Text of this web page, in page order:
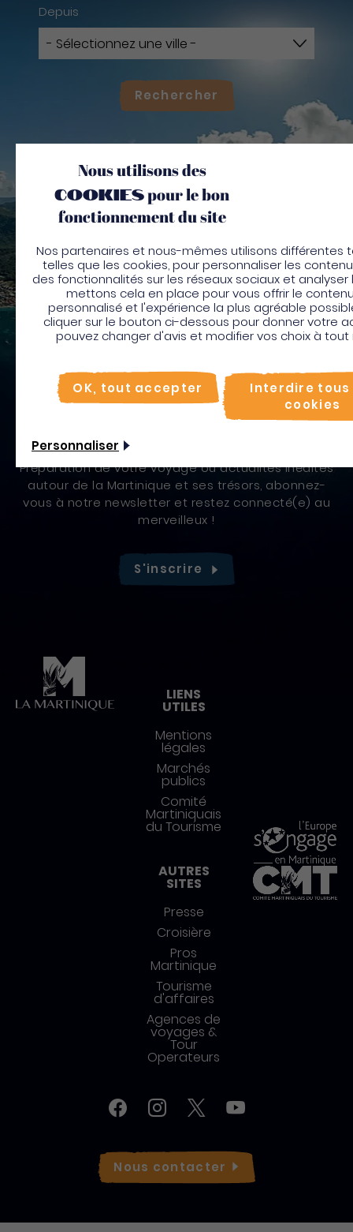
Depuis
Rechercher
Restez connecté(e) au merveilleux
Préparation de votre voyage ou actualités inédites
autour de la Martinique et ses trésors, abonnez-
vous à notre newsletter et restez connecté(e) au
merveilleux !
S'inscrire
LIENS
UTILES
Mentions
légales
Marchés
publics
Comité
Martiniquais
du Tourisme
AUTRES
SITES
Presse
Croisière
Pros
Martinique
Tourisme
d'affaires
Agences de
voyages &
Tour
Operateurs
FacebookInstagramTwitterYouTube
Nous contacter
Nous utilisons des
cookiespour le bon
fonctionnement du site
Nos partenaires et nous-mêmes utilisons différentes
telles que les cookies, pour personnaliser les
des fonctionnalités sur les réseaux sociaux et analyser
mettons cela en place pour vous offrir le
personnalisé et l'expérience la plus agréable
cliquer sur le bouton ci-dessous pour donner votre
pouvez changer d'avis et modifier vos choix à
OK, tout accepter
Interdire tous
cookies
Personnaliser
Bienvenue en
Pour profiter de votre séjour et trouver des
activités en quelques clics, activez le mode
place”.
Utiliser le mode sur place